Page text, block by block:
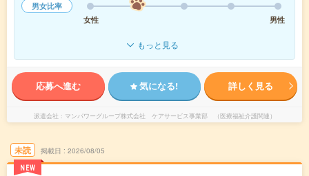
男女比率
女性
男性
もっと見る
応募へ進む 気になる! 詳しく見る
派遣会社 マンパワーグループ株式会社 ケアサービス事業部 （医療福祉介護関連）
未読
NEW
掲載日 2026/08/05